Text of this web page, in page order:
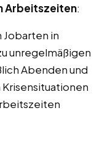
Arbeitszeiten:
Jobarten in
unregelmäßigen
Abenden und